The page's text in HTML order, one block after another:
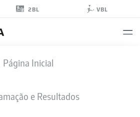
2BL VBL
Página Inicial
e Resultados